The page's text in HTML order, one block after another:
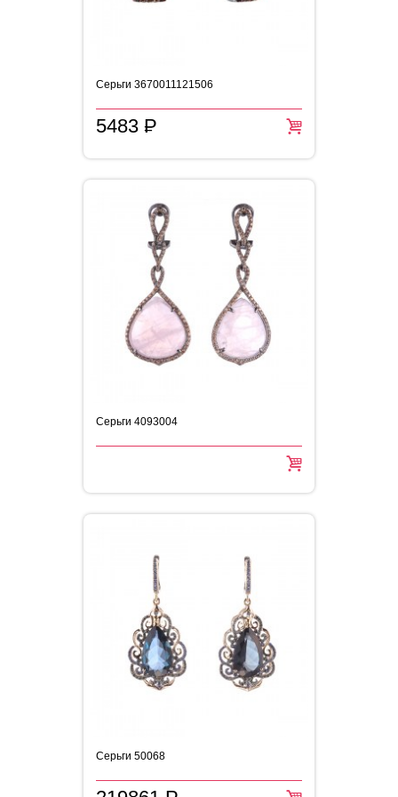
Серьги 3670011121506
5483 =
P
Серьги 4093004
Серьги 50068